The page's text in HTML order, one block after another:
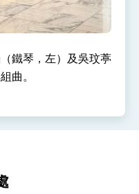
鐵琴，左）及吳玟葶
曲。